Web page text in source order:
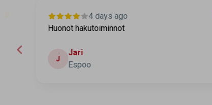
4 days ago
Huonot hakutoiminnot
Jari
Espoo